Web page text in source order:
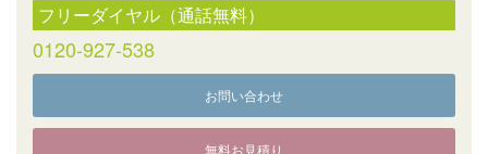
フリーダイヤル（通話無料）
0120-927-538
お問い合わせ
無料お見積り